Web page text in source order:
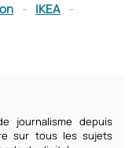
- IKEA -
journalisme depuis
sur tous les sujets